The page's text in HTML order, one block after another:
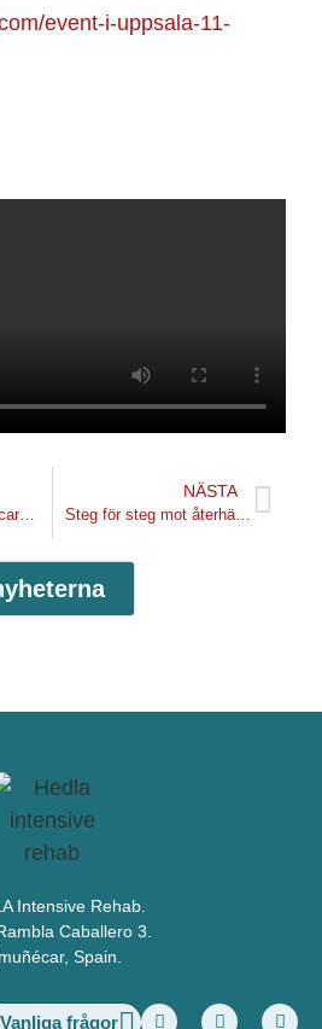
Att upptäcka Almuñécar genom andras ögon
NÄSTA
Steg för steg mot återhämtning efter stroke
event-i-uppsala-11-
Intensive Rehab.
Caballero 3.
Spain.
Vanliga frågor